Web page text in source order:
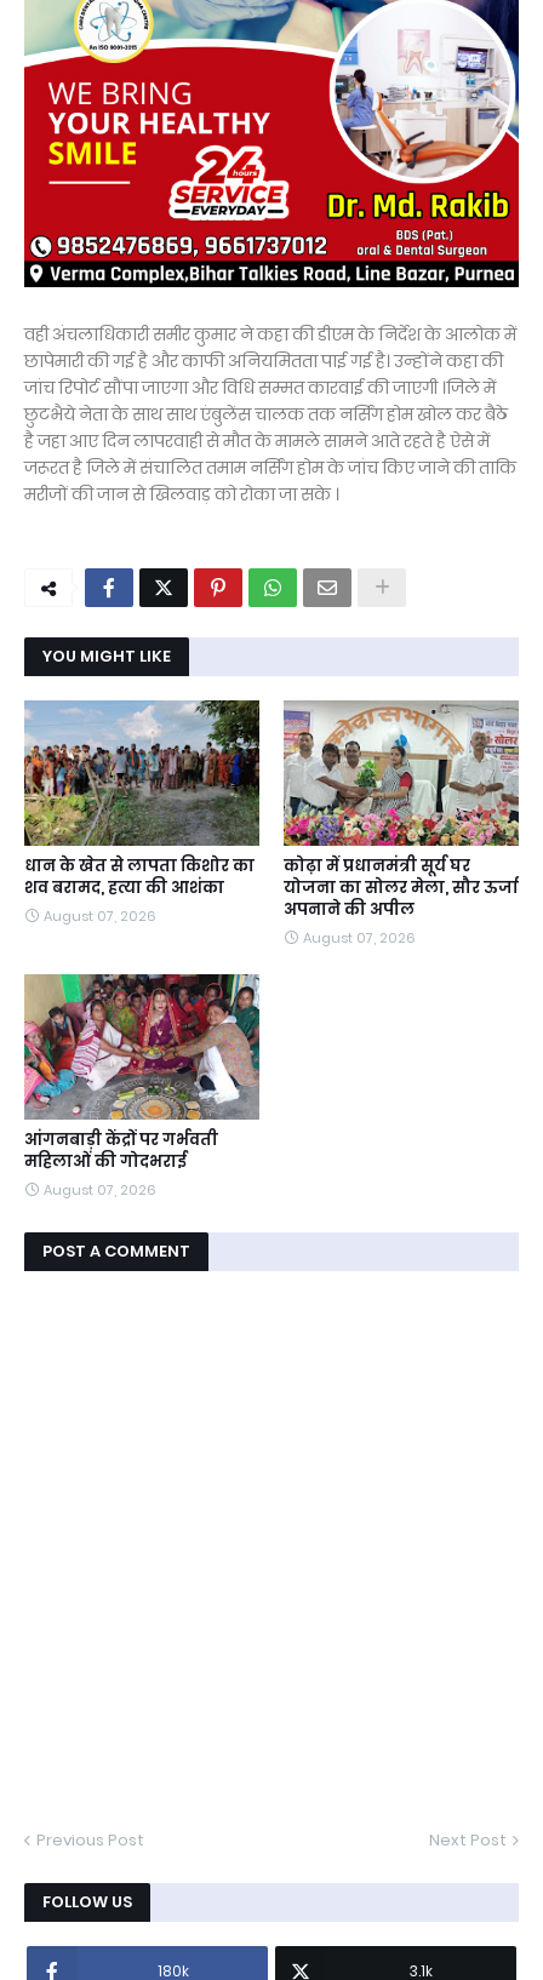
वही अंचलाधिकारी समीर कुमार ने कहा की डीएम के निर्देश के आलोक में
छापेमारी की गई है और काफी अनियमितता पाई गई है। उन्होंने कहा की
जांच रिपोर्ट सौंपा जाएगा और विधि सम्मत कारवाई की जाएगी ।जिले में
छुटभैये नेता के साथ साथ एंबुलेंस चालक तक नर्सिंग होम खोल कर बैठे
है जहा आए दिन लापरवाही से मौत के मामले सामने आते रहते है ऐसे में
जरूरत है जिले में संचालित तमाम नर्सिंग होम के जांच किए जाने की ताकि
मरीजों की जान से खिलवाड़ को रोका जा सके ।
YOU MIGHT LIKE
धान के खेत से लापता किशोर का
शव बरामद, हत्या की आशंका
August 07, 2026
कोढ़ा में प्रधानमंत्री सूर्य घर
योजना का सोलर मेला, सौर ऊर्जा
अपनाने की अपील
August 07, 2026
आंगनबाड़ी केंद्रों पर गर्भवती
महिलाओं की गोदभराई
August 07, 2026
POST A COMMENT
Previous Post Next Post
FOLLOW US
180k 3.1k